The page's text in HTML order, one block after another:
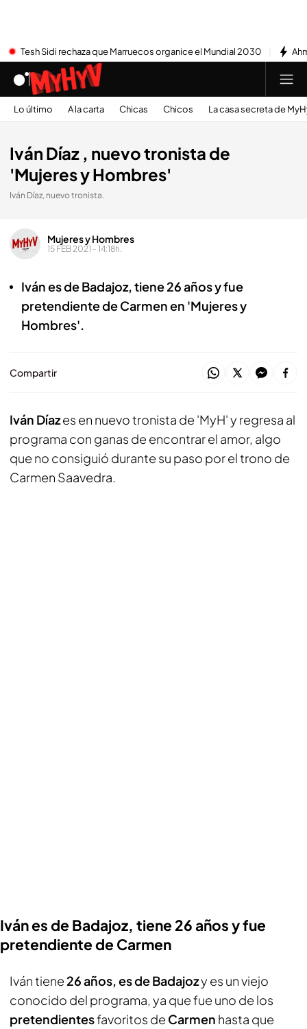
Tesh Sidi rechaza que Marruecos organice el Mundial 2030
Lo último A la carta Chicas Chicos La casa secreta de
Iván Díaz , nuevo tronista de
'Mujeres y Hombres'
Iván Díaz, nuevo tronista.
Mujeres y Hombres
15 FEB 2021 - 14:18h.
Iván es de Badajoz, tiene 26 años y fue
pretendiente de Carmen en 'Mujeres y
Hombres'.
Compartir
Iván Díazes en nuevo tronista de 'MyH' y regresa al
programa con ganas de encontrar el amor, algo
que no consiguió durante su paso por el trono de
Carmen Saavedra.
Iván es de Badajoz, tiene 26 años y fue
pretendiente de Carmen
Iván tiene 26 años, es de Badajozy es un viejo
conocido del programa, ya que fue uno de los
pretendientesfavoritos de Carmen hasta que